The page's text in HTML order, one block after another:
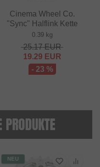
Cinema Wheel Co.
"Sync" Halflink Kette
0.39 kg
25.17EUR
19.29 EUR
- 23 %
NEU